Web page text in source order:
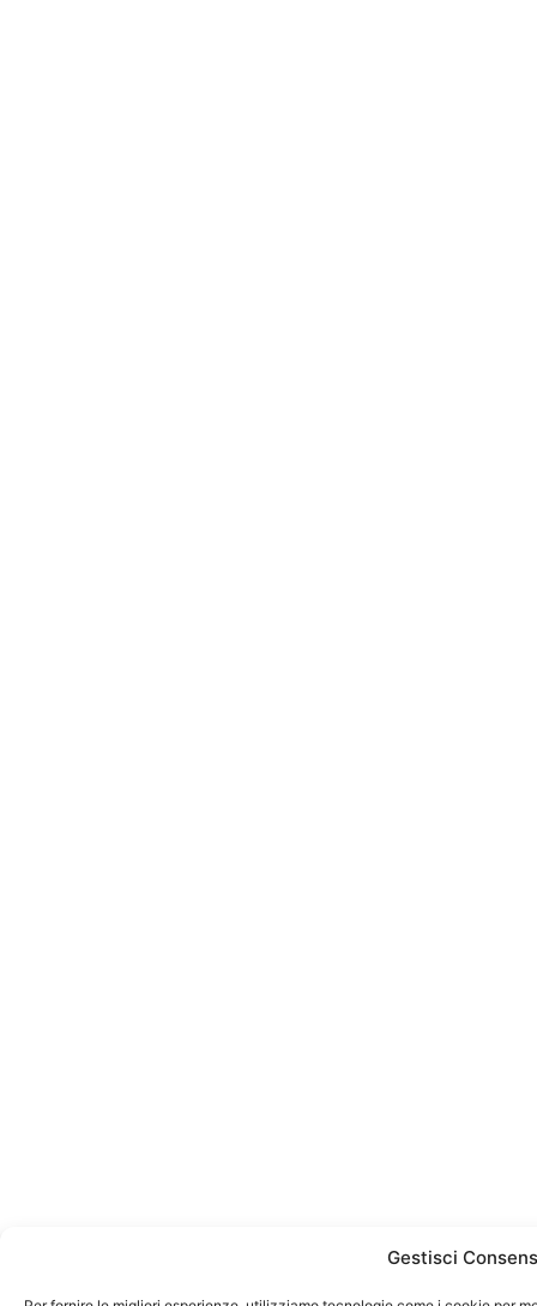
Gestisci